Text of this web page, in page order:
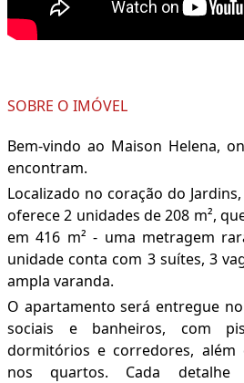
SOBRE O IMÓVEL
Bem-vindo ao Maison Helena,
encontram.
Localizado no coração do
oferece 2 unidades de 208 m²,
em 416 m² - uma metragem
unidade conta com 3 suítes, 3
ampla varanda.
O apartamento será entregue
sociais e banheiros, com
dormitórios e corredores, além
nos quartos. Cada